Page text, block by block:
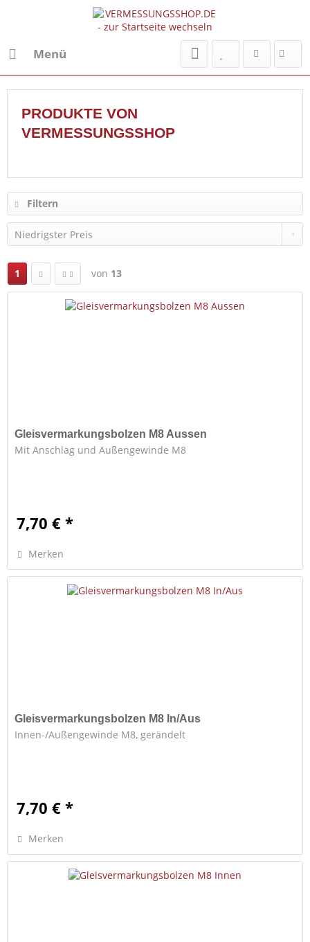
Menü
PRODUKTE VON
VERMESSUNGSSHOP
Filtern
1 von 13
Gleisvermarkungsbolzen M8 Aussen
Mit Anschlag und Außengewinde M8
7,70 € *
Merken
Gleisvermarkungsbolzen M8 In/Aus
Innen-/Außengewinde M8, gerändelt
7,70 € *
Merken